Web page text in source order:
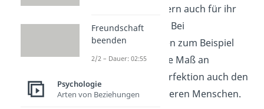
, sondern auch für ihr
soziales Umfeld
. Bei
Zwangsstörungen zum Beispiel
belastet das hohe Maß an
Ordnung und Perfektion auch den
Umgang mit anderen Menschen.
Freundschaft
beenden
2/2 – Dauer: 02:55
Psychologie
Arten von Beziehungen